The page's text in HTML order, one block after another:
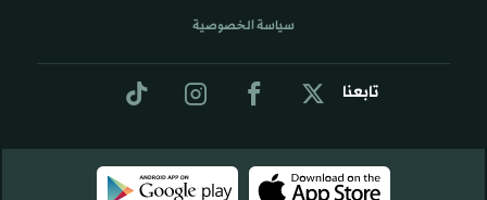
تابعنا
سياسة الخصوصية